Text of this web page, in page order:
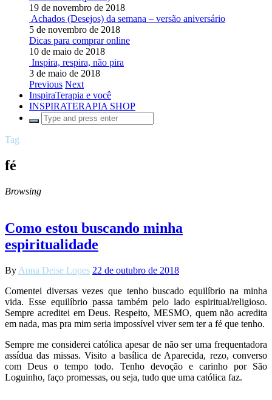
19 de novembro de 2018
Achados (Desejos) da semana – versão aniversário
5 de novembro de 2018
Dicas para comprar online
10 de maio de 2018
Inspira, respira, não pira
3 de maio de 2018
Previous Next
InspiraTerapia e você
INSPIRATERAPIA SHOP
Tag
fé
Browsing
Como estou buscando minha
espiritualidade
By Anna Deise Lopes 22 de outubro de 2018
Comentei diversas vezes que tenho buscado equilíbrio na minha
vida. Esse equilíbrio passa também pelo lado espiritual/religioso.
Sempre acreditei em Deus. Respeito, MESMO, quem não acredita
em nada, mas pra mim seria impossível viver sem ter a fé que tenho.
Sempre me considerei católica apesar de não ser uma frequentadora
assídua das missas. Visito a basílica de Aparecida, rezo, converso
com Deus o tempo todo. Tenho devoção e carinho por São
Loguinho, faço promessas, ou seja, tudo que uma católica faz.